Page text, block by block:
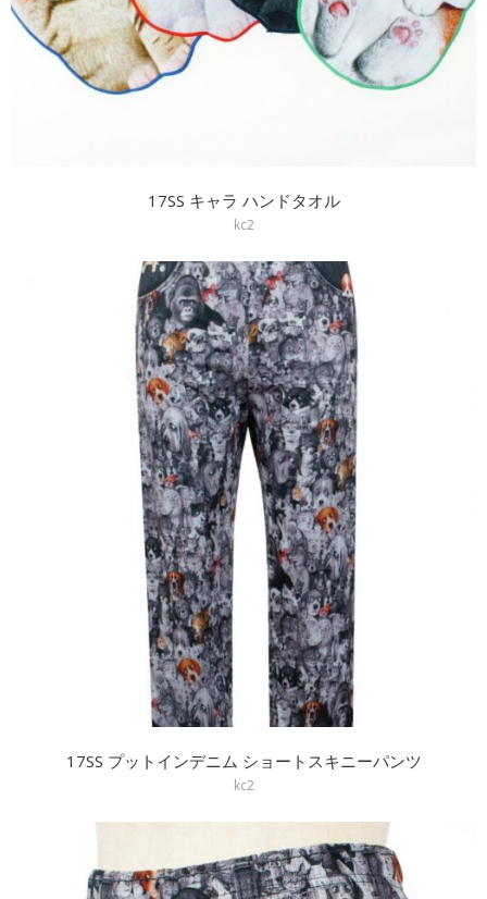
17SS キャラ ハンドタオル
kc2
17SS プットインデニム ショートスキニーパンツ
kc2